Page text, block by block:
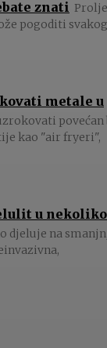
znati
pogoditi
metale u
kao "air fryeri",
u nekoliko
djeluje na